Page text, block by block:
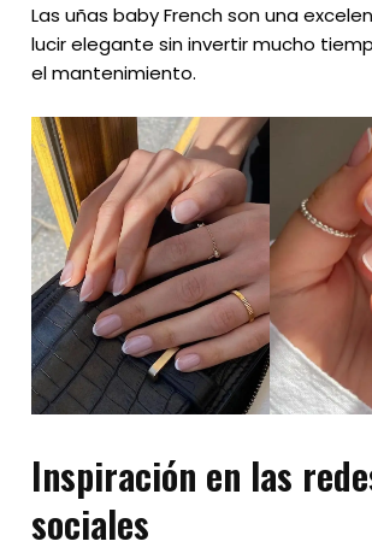
Las uñas baby French son una
lucir elegante sin invertir mucho
el mantenimiento.
Inspiración en las
sociales